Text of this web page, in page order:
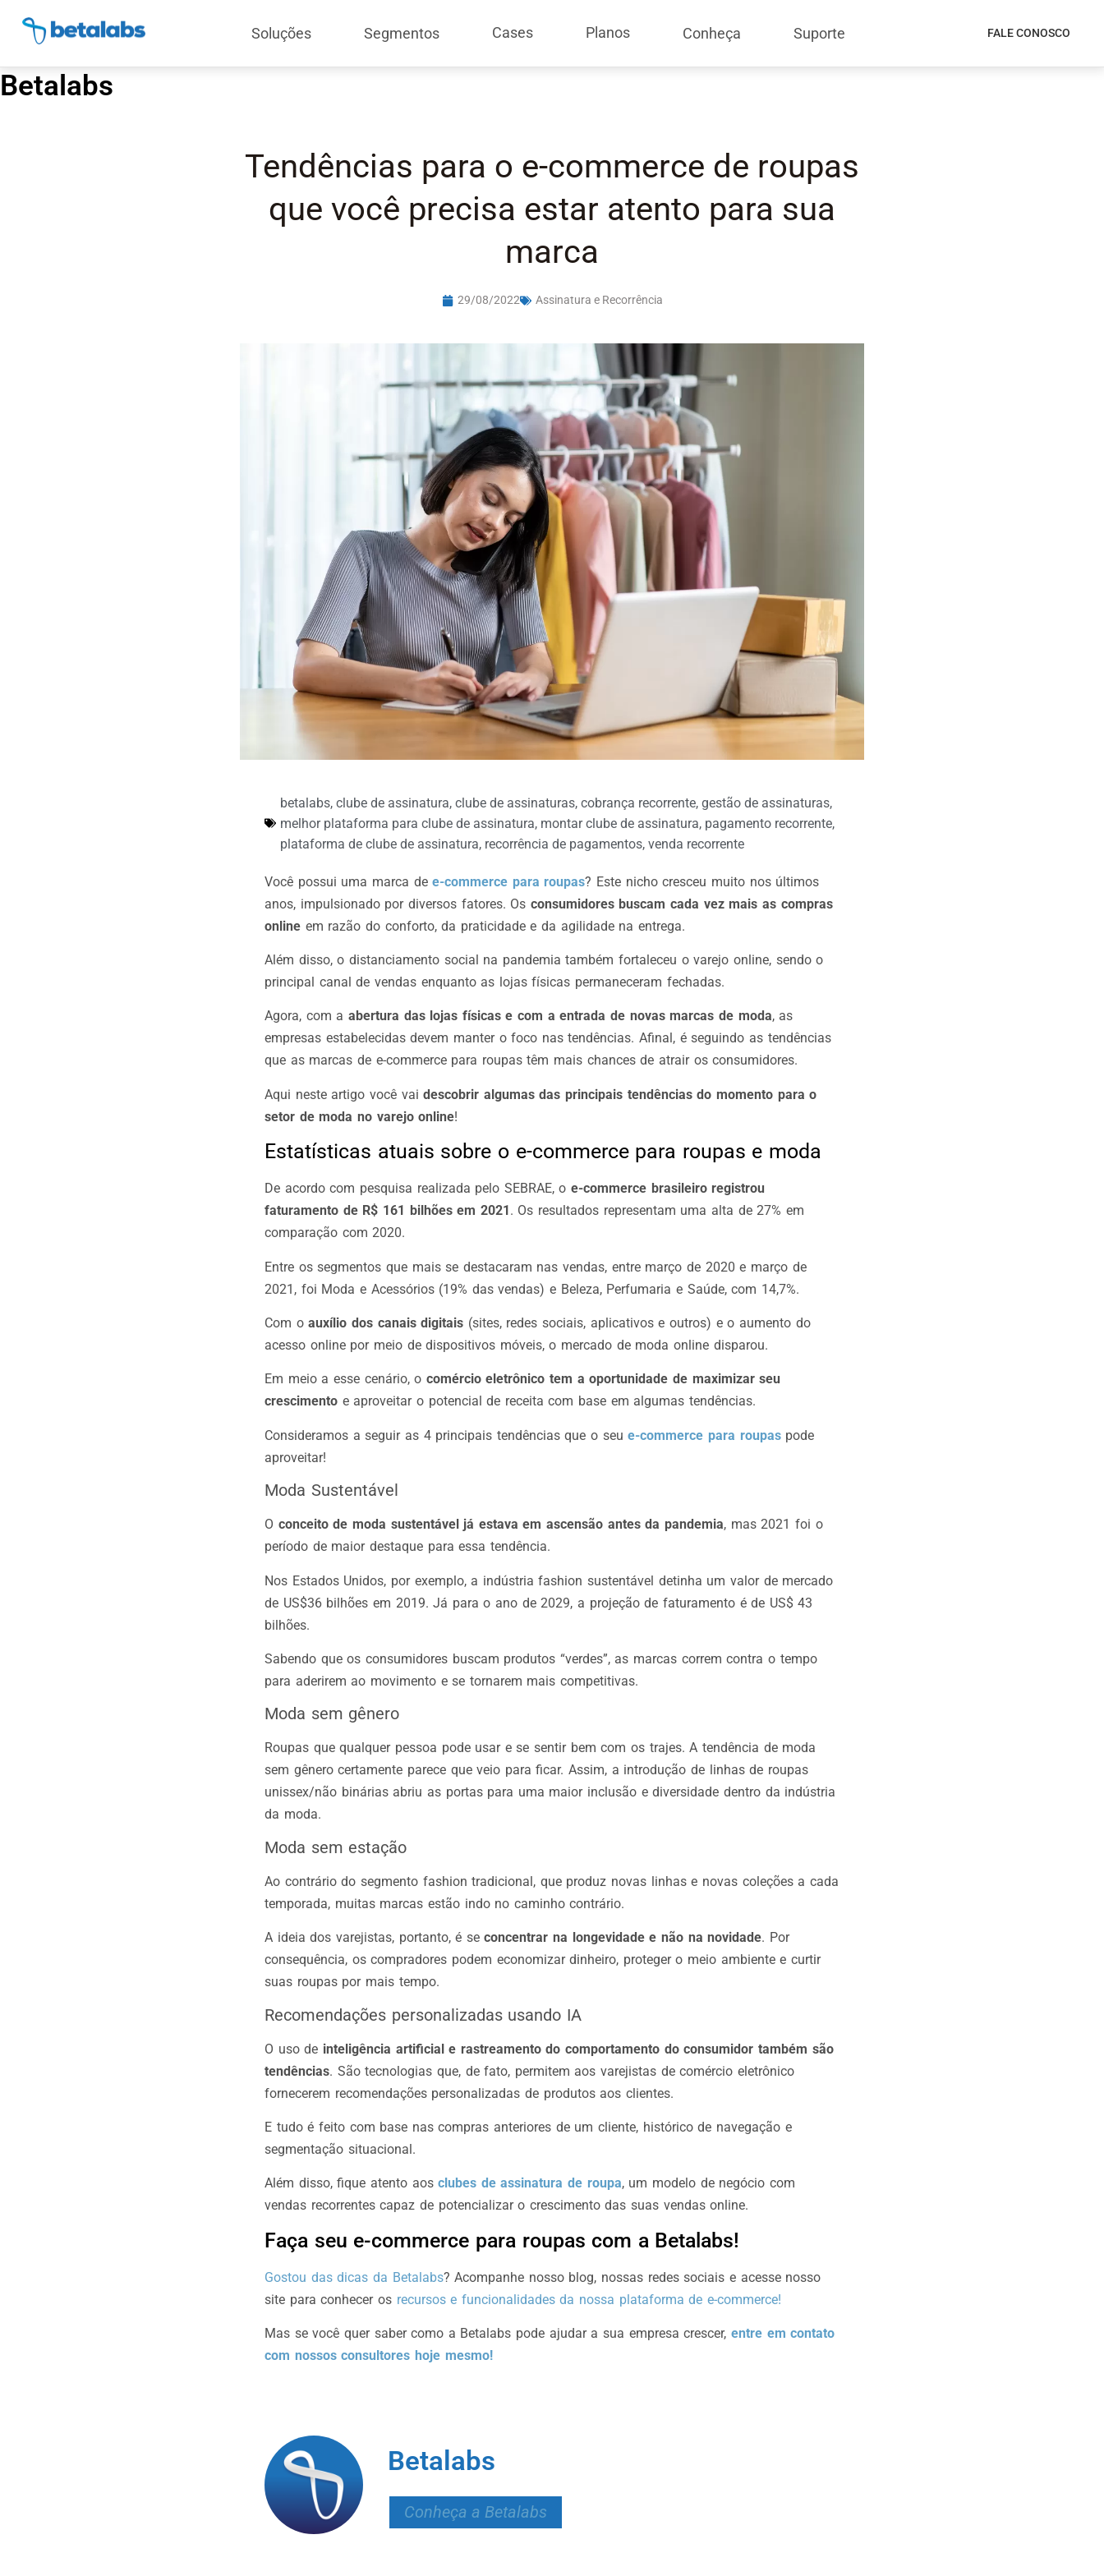
Soluções Segmentos Cases Planos Conheça Suporte FALE CONOSCO
Betalabs
Tendências para o e-commerce de roupas
que você precisa estar atento para sua
marca
29/08/2022 Assinatura e Recorrência
betalabs, clube de assinatura, clube de assinaturas, cobrança recorrente, gestão de assinaturas,
melhor plataforma para clube de assinatura, montar clube de assinatura, pagamento recorrente,
plataforma de clube de assinatura, recorrência de pagamentos, venda recorrente
Você possui uma marca dee-commerce para roupas? Este nicho cresceu muito nos últimos
anos, impulsionado por diversos fatores. Os consumidores buscam cada vez mais as compras
online em razão do conforto, da praticidade e da agilidade na entrega.
Além disso, o distanciamento social na pandemia também fortaleceu o varejo online, sendo o
principal canal de vendas enquanto as lojas físicas permaneceram fechadas.
Agora, com a abertura das lojas físicas e com a entrada de novas marcas de moda, as
empresas estabelecidas devem manter o foco nas tendências. Afinal, é seguindo as tendências
que as marcas de e-commerce para roupas têm mais chances de atrair os consumidores.
Aqui neste artigo você vaidescobrir algumas das principais tendências do momento para o
setor de moda no varejo online!
Estatísticas atuais sobre o e-commerce para roupas e moda
De acordo com pesquisa realizada pelo SEBRAE, o e-commerce brasileiro registrou
faturamento de R$ 161 bilhões em 2021 . Os resultados representam uma alta de 27% em
comparação com 2020.
Entre os segmentos que mais se destacaram nas vendas, entre março de 2020 e março de
2021, foi Moda e Acessórios (19% das vendas) e Beleza, Perfumaria e Saúde, com 14,7%.
Com oauxílio dos canais digitais (sites, redes sociais, aplicativos e outros) e o aumento do
acesso online por meio de dispositivos móveis, o mercado de moda online disparou.
Em meio a esse cenário, o comércio eletrônico tem a oportunidade de maximizar seu
crescimento e aproveitar o potencial de receita com base em algumas tendências.
Consideramos a seguir as 4 principais tendências que o seue-commerce para roupaspode
aproveitar!
Moda Sustentável
O conceito de moda sustentável já estava em ascensão antes da pandemia, mas 2021 foi o
período de maior destaque para essa tendência.
Nos Estados Unidos, por exemplo, a indústria fashion sustentável detinha um valor de mercado
de US$36 bilhões em 2019. Já para o ano de 2029, a projeção de faturamento é de US$ 43
bilhões.
Sabendo que os consumidores buscam produtos “verdes”, as marcas correm contra o tempo
para aderirem ao movimento e se tornarem mais competitivas.
Moda sem gênero
Roupas que qualquer pessoa pode usar e se sentir bem com os trajes. A tendência de moda
sem gênero certamente parece que veio para ficar. Assim, a introdução de linhas de roupas
unissex/não binárias abriu as portas para uma maior inclusão e diversidade dentro da indústria
da moda.
Moda sem estação
Ao contrário do segmento fashion tradicional, que produz novas linhas e novas coleções a cada
temporada, muitas marcas estão indo no caminho contrário.
A ideia dos varejistas, portanto, é seconcentrar na longevidade e não na novidade. Por
consequência, os compradores podem economizar dinheiro, proteger o meio ambiente e curtir
suas roupas por mais tempo.
Recomendações personalizadas usando IA
O uso de inteligência artificial e rastreamento do comportamento do consumidor também são
tendências. São tecnologias que, de fato, permitem aos varejistas de comércio eletrônico
fornecerem recomendações personalizadas de produtos aos clientes.
E tudo é feito com base nas compras anteriores de um cliente, histórico de navegação e
segmentação situacional.
Além disso, fique atento aosclubes de assinatura de roupa, um modelo de negócio com
vendas recorrentes capaz de potencializar o crescimento das suas vendas online.
Faça seu e-commerce para roupas com a Betalabs!
Gostou das dicas da Betalabs? Acompanhe nosso blog, nossas redes sociais e acesse nosso
site para conhecer os recursos e funcionalidades da nossa plataforma de e-commerce!
Mas se você quer saber como a Betalabs pode ajudar a sua empresa crescer, entre em contato
com nossos consultores hoje mesmo!
Betalabs
Conheça a Betalabs